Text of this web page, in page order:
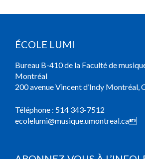
ÉCOLE LUMI
Bureau B-410 de la Faculté de
Montréal
200 avenue Vincent d’Indy Montréal,
Téléphone : 514 343-7512
ecolelumi@musique.umontreal.ca